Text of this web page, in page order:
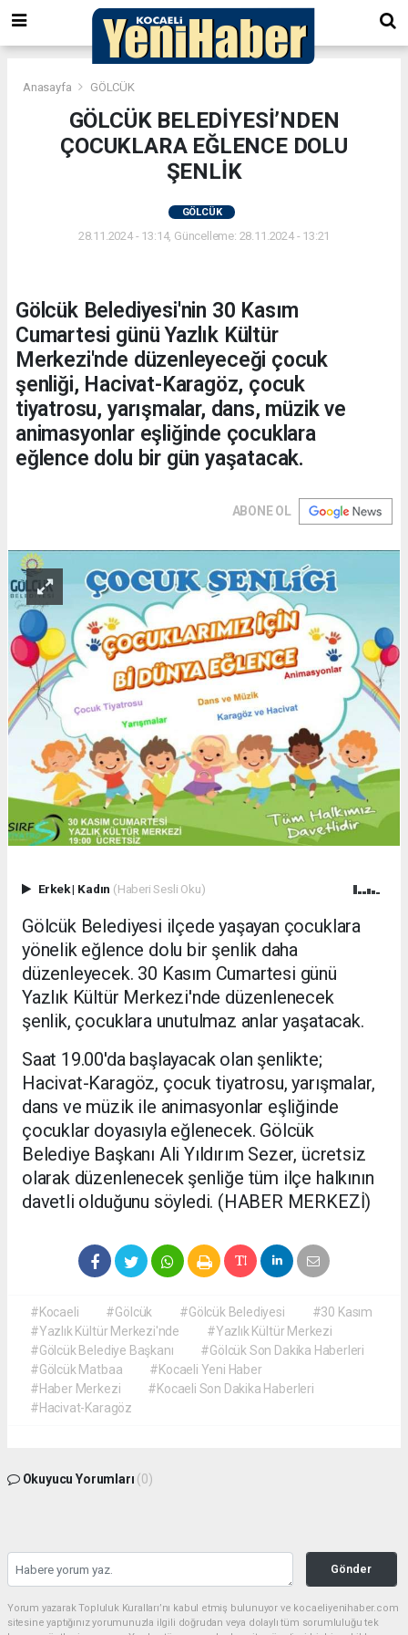
Anasayfa GÖLCÜK
GÖLCÜK BELEDİYESİ’NDEN
ÇOCUKLARA EĞLENCE DOLU
ŞENLİK
GÖLCÜK
28.11.2024 - 13:14, Güncelleme: 28.11.2024 - 13:21
Gölcük Belediyesi'nin 30 Kasım
Cumartesi günü Yazlık Kültür
Merkezi'nde düzenleyeceği çocuk
şenliği, Hacivat-Karagöz, çocuk
tiyatrosu, yarışmalar, dans, müzik ve
animasyonlar eşliğinde çocuklara
eğlence dolu bir gün yaşatacak.
ABONE OL
Erkek| Kadın (Haberi Sesli Oku)
Gölcük Belediyesi ilçede yaşayan çocuklara
yönelik eğlence dolu bir şenlik daha
düzenleyecek. 30 Kasım Cumartesi günü
Yazlık Kültür Merkezi'nde düzenlenecek
şenlik, çocuklara unutulmaz anlar yaşatacak.
Saat 19.00'da başlayacak olan şenlikte;
Hacivat-Karagöz, çocuk tiyatrosu, yarışmalar,
dans ve müzik ile animasyonlar eşliğinde
çocuklar doyasıyla eğlenecek. Gölcük
Belediye Başkanı Ali Yıldırım Sezer, ücretsiz
olarak düzenlenecek şenliğe tüm ilçe halkının
davetli olduğunu söyledi. (HABER MERKEZİ)
#Kocaeli #Gölcük #Gölcük Belediyesi
#30 Kasım
#Yazlık Kültür Merkezi'nde
#Yazlık Kültür Merkezi
#Gölcük Belediye Başkanı
#Gölcük Son Dakika Haberleri
#Gölcük Matbaa
#Kocaeli Yeni Haber
#Haber Merkezi
#Kocaeli Son Dakika Haberleri
#Hacivat-Karagöz
Okuyucu Yorumları (0)
Gönder
Yorum yazarak Topluluk Kuralları’nı kabul etmiş bulunuyor ve kocaeliyenihaber.com
sitesine yaptığınız yorumunuzla ilgili doğrudan veya dolaylı tüm sorumluluğu tek